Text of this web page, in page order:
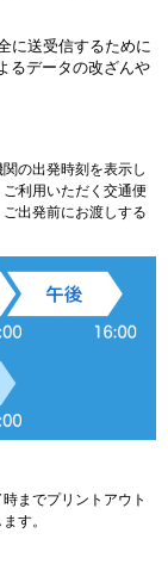
に送受信するために
るデータの改ざんや
の出発時刻を表示し
利用いただく交通便
出発前にお渡しする
までプリントアウト
す。